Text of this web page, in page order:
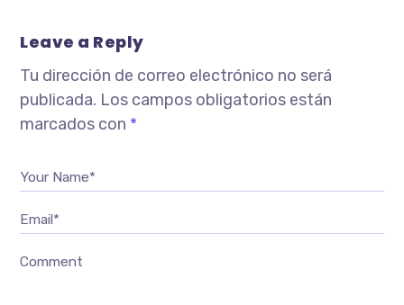
Leave a Reply
Tu dirección de correo electrónico no será
publicada. Los campos obligatorios están
marcados con *
Your Name*
Email*
Comment